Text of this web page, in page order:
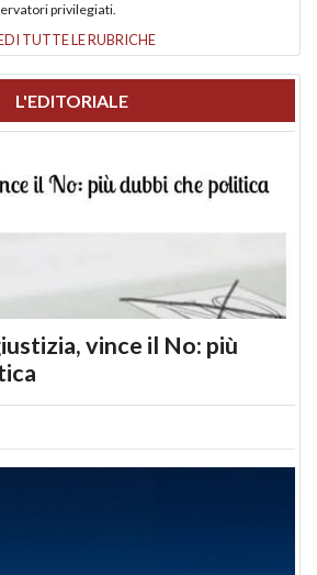
privilegiati.
TUTTE LE RUBRICHE
L'EDITORIALE
vince il No: più